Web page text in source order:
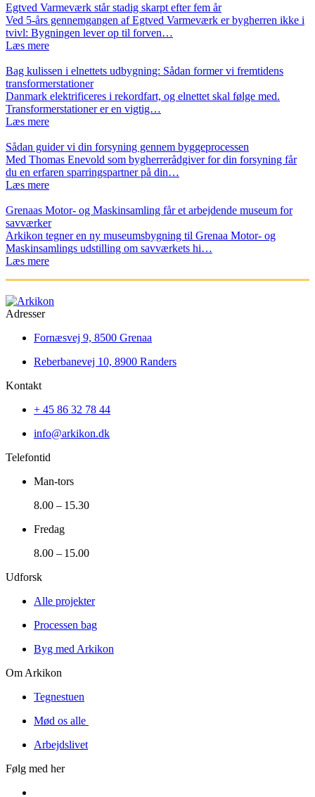
Egtved Varmeværk står stadig skarpt efter fem år
Ved 5-års gennemgangen af Egtved Varmeværk er bygherren ikke i
tvivl: Bygningen lever op til forven…
Læs mere
Bag kulissen i elnettets udbygning: Sådan former vi fremtidens
transformerstationer
Danmark elektrificeres i rekordfart, og elnettet skal følge med.
Transformerstationer er en vigtig…
Læs mere
Sådan guider vi din forsyning gennem byggeprocessen
Med Thomas Enevold som bygherrerådgiver for din forsyning får
du en erfaren sparringspartner på din…
Læs mere
Grenaas Motor- og Maskinsamling får et arbejdende museum for
savværker
Arkikon tegner en ny museumsbygning til Grenaa Motor- og
Maskinsamlings udstilling om savværkets hi…
Læs mere
Adresser
Fornæsvej 9, 8500 Grenaa
Reberbanevej 10, 8900 Randers
Kontakt
+ 45 86 32 78 44
info@arkikon.dk
Telefontid
Man-tors
8.00 – 15.30
Fredag
8.00 – 15.00
Udforsk
Alle projekter
Processen bag
Byg med Arkikon
Om Arkikon
Tegnestuen
Mød os alle
Arbejdslivet
Følg med her